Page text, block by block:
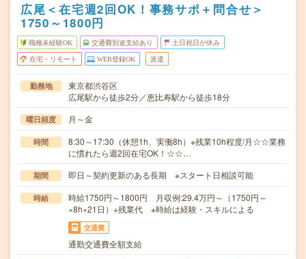
広尾＜在宅週2回OK！事務サポ＋問合せ＞
1750～1800円
職種未経験OK 交通費別途支給あり 土日祝日が休み
在宅・リモート WEB登録OK 派遣
勤務地
東京都渋谷区
広尾駅から徒歩2分／恵比寿駅から徒歩18分
曜日頻度 月～金
時間
8:30～17:30（休憩1h、実働8h）※残業10h程度/月☆☆業務
に慣れたら週2回在宅OK！☆☆…
期間 即日～契約更新のある長期 ※スタート日相談可能
時給
時給1750円～1800円 月収例:29.4万円～（1750円～
×8h×21日）+残業代 ※時給は経験・スキルによる
交通費
通勤交通費全額支給